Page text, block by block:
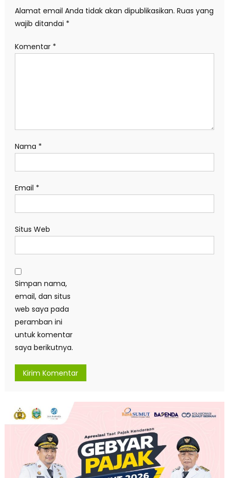
Alamat email Anda tidak akan dipublikasikan. Ruas yang
wajib ditandai *
Komentar *
Nama *
Email *
Situs Web
Simpan nama,
email, dan situs
web saya pada
peramban ini
untuk komentar
saya berikutnya.